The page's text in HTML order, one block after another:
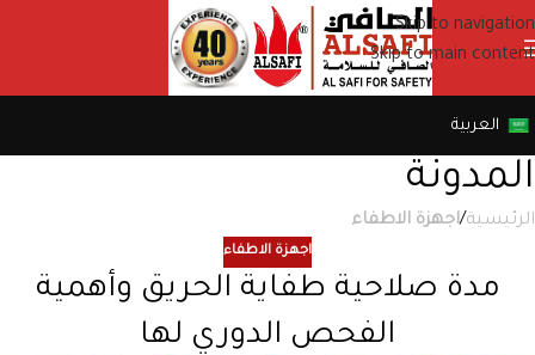
Skip to navigation
Skip to main content
العربية
المدونة
الرئيسية/اجهزة الاطفاء
اجهزة الاطفاء
مدة صلاحية طفاية الحريق وأهمية
الفحص الدوري لها